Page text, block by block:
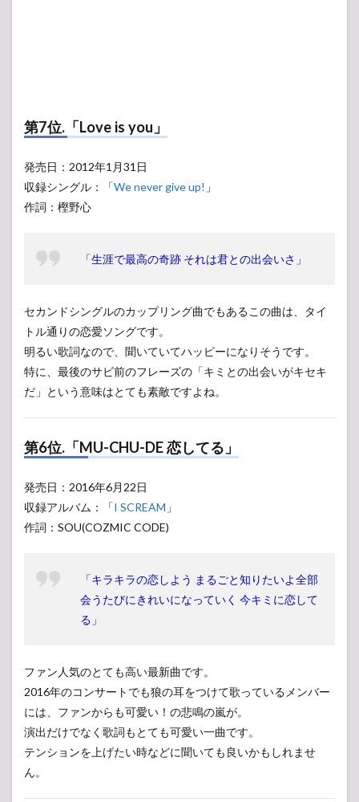
第7位.「Love is you」
発売日：2012年1月31日
収録シングル：「We never give up! 」
作詞：樫野心
「生涯で最高の奇跡 それは君との出会いさ」
セカンドシングルのカップリング曲でもあるこの曲は、タイ
トル通りの恋愛ソングです。
明るい歌詞なので、聞いていてハッピーになりそうです。
特に、最後のサビ前のフレーズの「キミとの出会いがキセキ
だ」という意味はとても素敵ですよね。
第6位.「MU-CHU-DE 恋してる」
発売日：2016年6月22日
収録アルバム：「I SCREAM 」
作詞：SOU(COZMIC CODE)
「キラキラの恋しよう まるごと知りたいよ全部
会うたびにきれいになっていく 今キミに恋して
る」
ファン人気のとても高い最新曲です。
2016年のコンサートでも狼の耳をつけて歌っているメンバー
には、ファンからも可愛い！の悲鳴の嵐が。
演出だけでなく歌詞もとても可愛い一曲です。
テンションを上げたい時などに聞いても良いかもしれませ
ん。